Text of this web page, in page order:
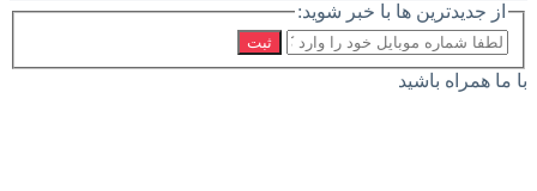
از جدیدترین ها با خبر شوید:
ثبت
با ما همراه باشید